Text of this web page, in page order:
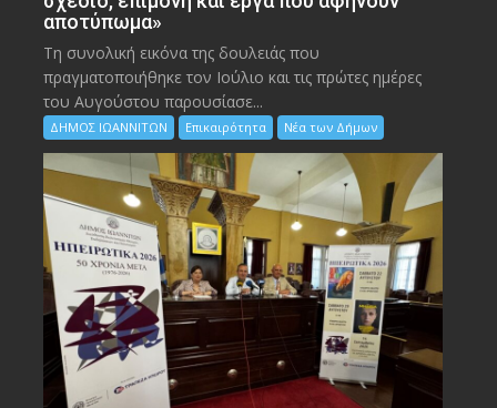
αποτύπωμα»
Τη συνολική εικόνα της δουλειάς που
πραγματοποιήθηκε τον Ιούλιο και τις πρώτες ημέρες
του Αυγούστου παρουσίασε...
ΔΗΜΟΣ ΙΩΑΝΝΙΤΩΝ Επικαιρότητα Νέα των Δήμων